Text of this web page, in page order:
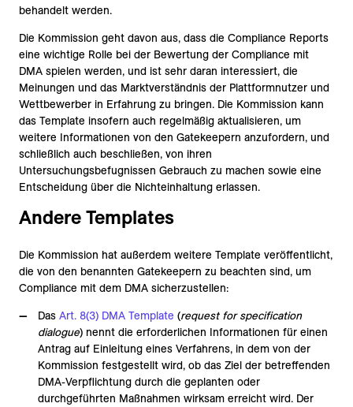
behandelt werden.
Die Kommission geht davon aus, dass die Compliance Reports
eine wichtige Rolle bei der Bewertung der Compliance mit
DMA spielen werden, und ist sehr daran interessiert, die
Meinungen und das Marktverständnis der Plattformnutzer und
Wettbewerber in Erfahrung zu bringen. Die Kommission kann
das Template insofern auch regelmäßig aktualisieren, um
weitere Informationen von den Gatekeepern anzufordern, und
schließlich auch beschließen, von ihren
Untersuchungsbefugnissen Gebrauch zu machen sowie eine
Entscheidung über die Nichteinhaltung erlassen.
Andere Templates
Die Kommission hat außerdem weitere Template veröffentlicht,
die von den benannten Gatekeepern zu beachten sind, um
Compliance mit dem DMA sicherzustellen:
Das Art. 8(3) DMA Template (request for specification
dialogue) nennt die erforderlichen Informationen für einen
Antrag auf Einleitung eines Verfahrens, in dem von der
Kommission festgestellt wird, ob das Ziel der betreffenden
DMA-Verpflichtung durch die geplanten oder
durchgeführten Maßnahmen wirksam erreicht wird. Der